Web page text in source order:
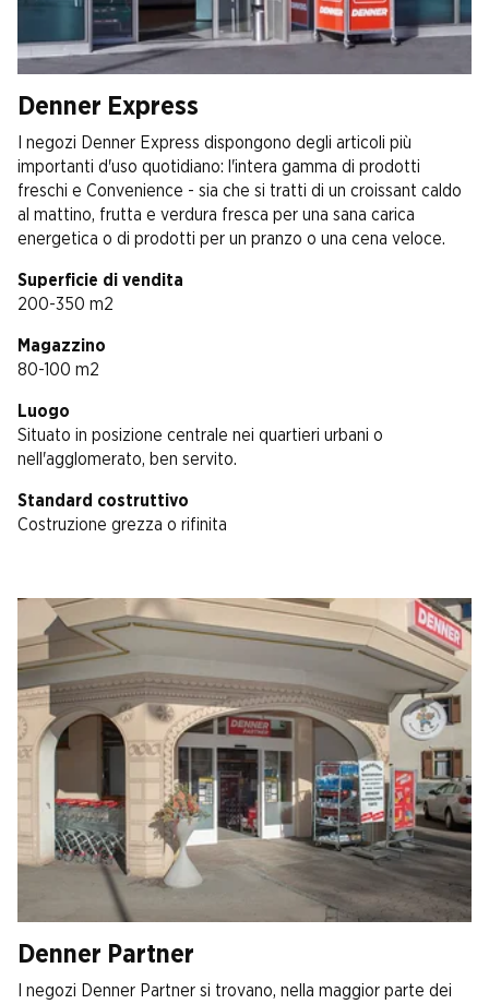
Denner Express
I negozi Denner Express dispongono degli articoli più
importanti d'uso quotidiano: l'intera gamma di prodotti
freschi e Convenience - sia che si tratti di un croissant caldo
al mattino, frutta e verdura fresca per una sana carica
energetica o di prodotti per un pranzo o una cena veloce.
Superficie di vendita
200-350 m2
Magazzino
80-100 m2
Luogo
Situato in posizione centrale nei quartieri urbani o
nell'agglomerato, ben servito.
Standard costruttivo
Costruzione grezza o rifinita
Denner Partner
I negozi Denner Partner si trovano, nella maggior parte dei